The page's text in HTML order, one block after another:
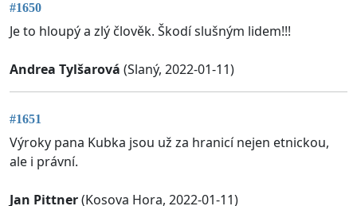
#1650
Je to hloupý a zlý člověk. Škodí slušným lidem!!!
Andrea Tylšarová (Slaný, 2022-01-11)
#1651
Výroky pana Kubka jsou už za hranicí nejen etnickou,
ale i právní.
Jan Pittner(Kosova Hora, 2022-01-11)